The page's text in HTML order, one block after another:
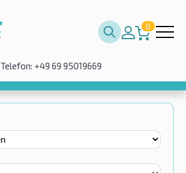
0
Telefon: +49 69 95019669